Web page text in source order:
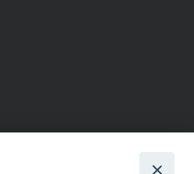
DI ALBANO